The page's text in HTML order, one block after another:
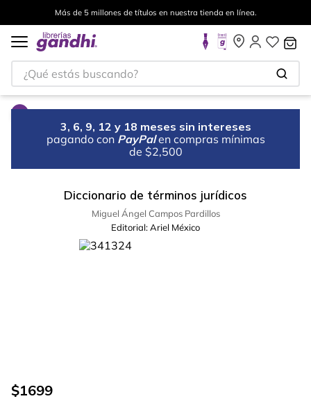
Más de 5 millones de títulos en nuestra tienda en línea.
¿Qué estás buscando?
3, 6, 9, 12 y 18 meses sin intereses
pagando con PayPal en compras mínimas
de $2,500
Diccionario de términos jurídicos
Miguel Ángel Campos Pardillos
Editorial:Ariel México
$1699